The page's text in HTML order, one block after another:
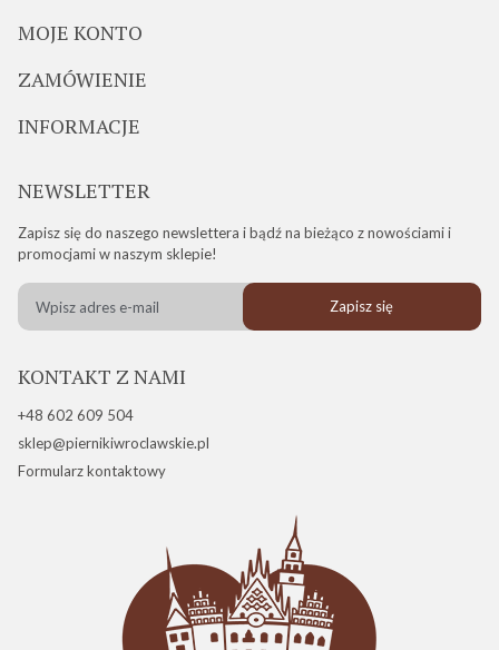
MOJE KONTO
ZAMÓWIENIE
INFORMACJE
NEWSLETTER
Zapisz się do naszego newslettera i bądź na bieżąco z nowościami i
promocjami w naszym sklepie!
Zapisz się
KONTAKT Z NAMI
+48 602 609 504
sklep@piernikiwroclawskie.pl
Formularz kontaktowy